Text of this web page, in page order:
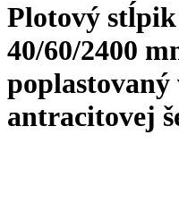
Plotový
40/60/2400
poplastovaný
antracitovej